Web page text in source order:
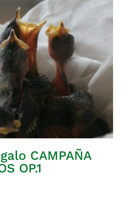
CAMPAÑA
OP.1